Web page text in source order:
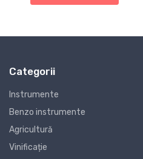
Categorii
Instrumente
Benzo instrumente
Agricultură
Vinificație